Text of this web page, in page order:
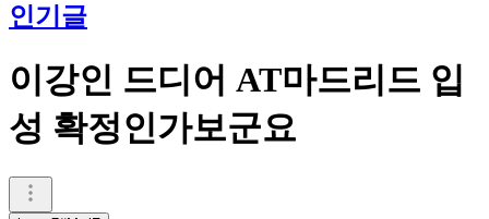
인기글
이강인 드디어 AT마드리드 입
성 확정인가보군요